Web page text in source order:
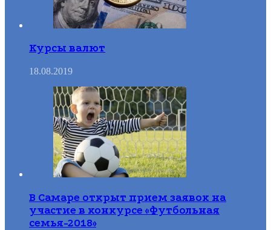
Курсы валют
18.08.2019
В Самаре открыт прием заявок на
участие в конкурсе «Футбольная
семья-2018»